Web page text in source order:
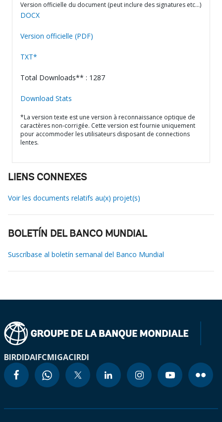
Version officielle du document (peut inclure des signatures etc…)
DOCX
Version officielle (PDF)
TXT*
Total Downloads** : 1287
Download Stats
*La version texte est une version à reconnaissance optique de
caractères non-corrigée. Cette version est fournie uniquement
pour accommoder les utilisateurs disposant de connections
lentes.
LIENS CONNEXES
Voir les documents relatifs au(x) projet(s)
BOLETÍN DEL BANCO MUNDIAL
Suscríbase al boletín semanal del Banco Mundial
BIRDIDAIFCMIGACIRDI